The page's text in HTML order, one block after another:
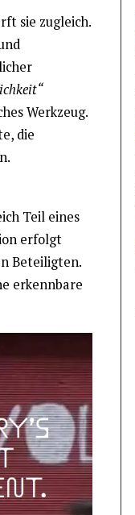
sie zugleich.
Werkzeug.
die
Teil eines
erfolgt
Beteiligten.
erkennbare